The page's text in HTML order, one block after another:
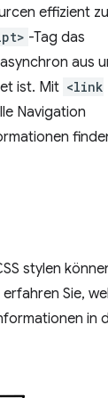
effizient zu
-Tag das
aus
ist. Mit <link
Navigation
stylen
Sie,
in